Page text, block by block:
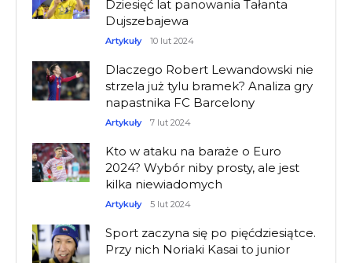
Dziesięć lat panowania Tałanta
Dujszebajewa
Artykuły 10 lut 2024
Dlaczego Robert Lewandowski nie
strzela już tylu bramek? Analiza gry
napastnika FC Barcelony
Artykuły 7 lut 2024
Kto w ataku na baraże o Euro
2024? Wybór niby prosty, ale jest
kilka niewiadomych
Artykuły 5 lut 2024
Sport zaczyna się po pięćdziesiątce.
Przy nich Noriaki Kasai to junior